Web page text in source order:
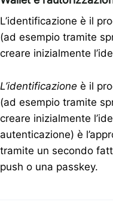
L’identificazione è il
(ad esempio tramite
creare inizialmente
L’identificazione è il
(ad esempio tramite
creare inizialmente
autenticazione) è
tramite un secondo
push o una passkey.